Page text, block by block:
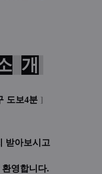
개
도보4분 ]
받아보시고
영합니다.